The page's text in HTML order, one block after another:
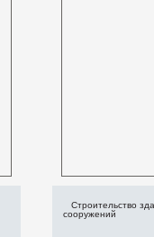
Строительство
сооружений